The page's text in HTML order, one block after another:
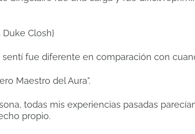
Closh}
fue diferente en comparación con
Maestro del Aura".
todas mis experiencias pasadas
propio.